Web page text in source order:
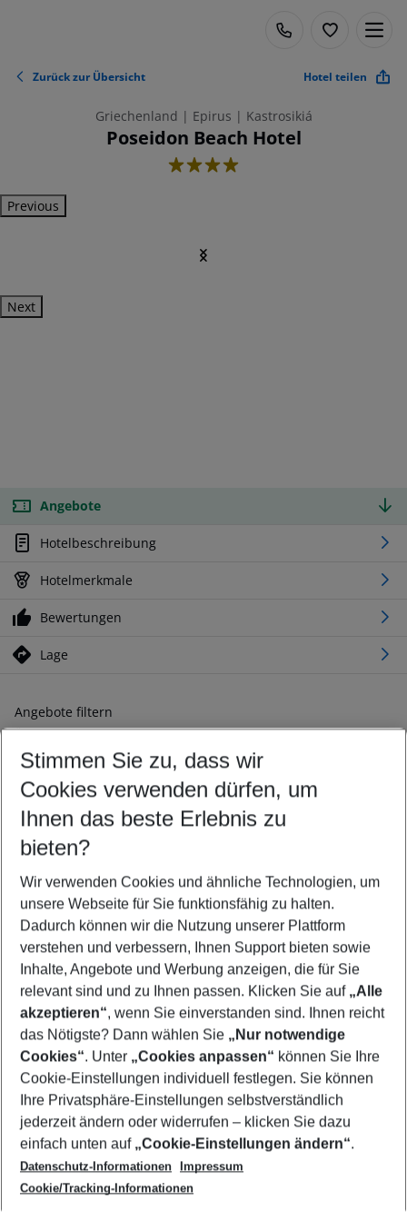
Zurück zur Übersicht Hotel teilen
Griechenland | Epirus | Kastrosikiá
Poseidon Beach Hotel
4
Previous
Next
Angebote
Hotelbeschreibung
Hotelmerkmale
Bewertungen
Lage
Angebote filtern
Ändern Sie Ihre Kriterien nach Ihren Wünschen
Abflughafen wählen
Beliebiger Abflughafen
Reisezeitraum wählen
08.08.26– 06.08.27 5-8 Nächte
2 Erwachsene Keine Kinder
Mehr Filter anzeigen
Footer
Footer navigation
Über uns
AGB
Cookie-Einstellungen ändern
Cookie-Richtlinie
Datenschutz
Service & Hilfe
Barrierefreies Reisen
Check-in
Folgen Sie uns
Stimmen Sie zu, dass wir
Cookies verwenden dürfen, um
Ihnen das beste Erlebnis zu
bieten?
Wir verwenden Cookies und ähnliche Technologien, um
unsere Webseite für Sie funktionsfähig zu halten.
Dadurch können wir die Nutzung unserer Plattform
verstehen und verbessern, Ihnen Support bieten sowie
Inhalte, Angebote und Werbung anzeigen, die für Sie
relevant sind und zu Ihnen passen. Klicken Sie auf „Alle
akzeptieren“, wenn Sie einverstanden sind. Ihnen reicht
das Nötigste? Dann wählen Sie „Nur notwendige
Cookies“. Unter „Cookies anpassen“ können Sie Ihre
Cookie-Einstellungen individuell festlegen. Sie können
Ihre Privatsphäre-Einstellungen selbstverständlich
jederzeit ändern oder widerrufen – klicken Sie dazu
einfach unten auf „Cookie-Einstellungen ändern“.
Datenschutz-Informationen
Impressum
Cookie/Tracking-Informationen